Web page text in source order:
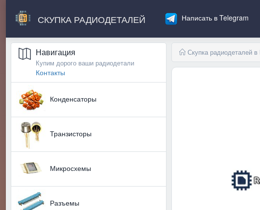
СКУПКА РАДИОДЕТАЛЕЙ Написать в Telegram
Навигация
Купим дорого ваши радиодетали
Контакты
Конденсаторы
Транзисторы
Микросхемы
Разъемы
Скупка радиодеталей в